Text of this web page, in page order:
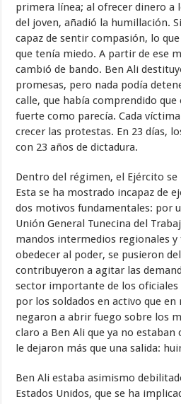
primera línea; al ofrecer dinero a
del joven, añadió la humillación.
capaz de sentir compasión, lo
que tenía miedo. A partir de ese
cambió de bando. Ben Ali
promesas, pero nada podía
calle, que había comprendido
fuerte como parecía. Cada
crecer las protestas. En 23 días,
con 23 años de dictadura.
Dentro del régimen, el Ejército se
Esta se ha mostrado incapaz de
dos motivos fundamentales: por
Unión General Tunecina del
mandos intermedios regionales y
obedecer al poder, se pusieron
contribuyeron a agitar las
sector importante de los oficiales
por los soldados en activo que en
negaron a abrir fuego sobre los
claro a Ben Ali que ya no estaban
le dejaron más que una salida:
Ben Ali estaba asimismo
Estados Unidos, que se ha